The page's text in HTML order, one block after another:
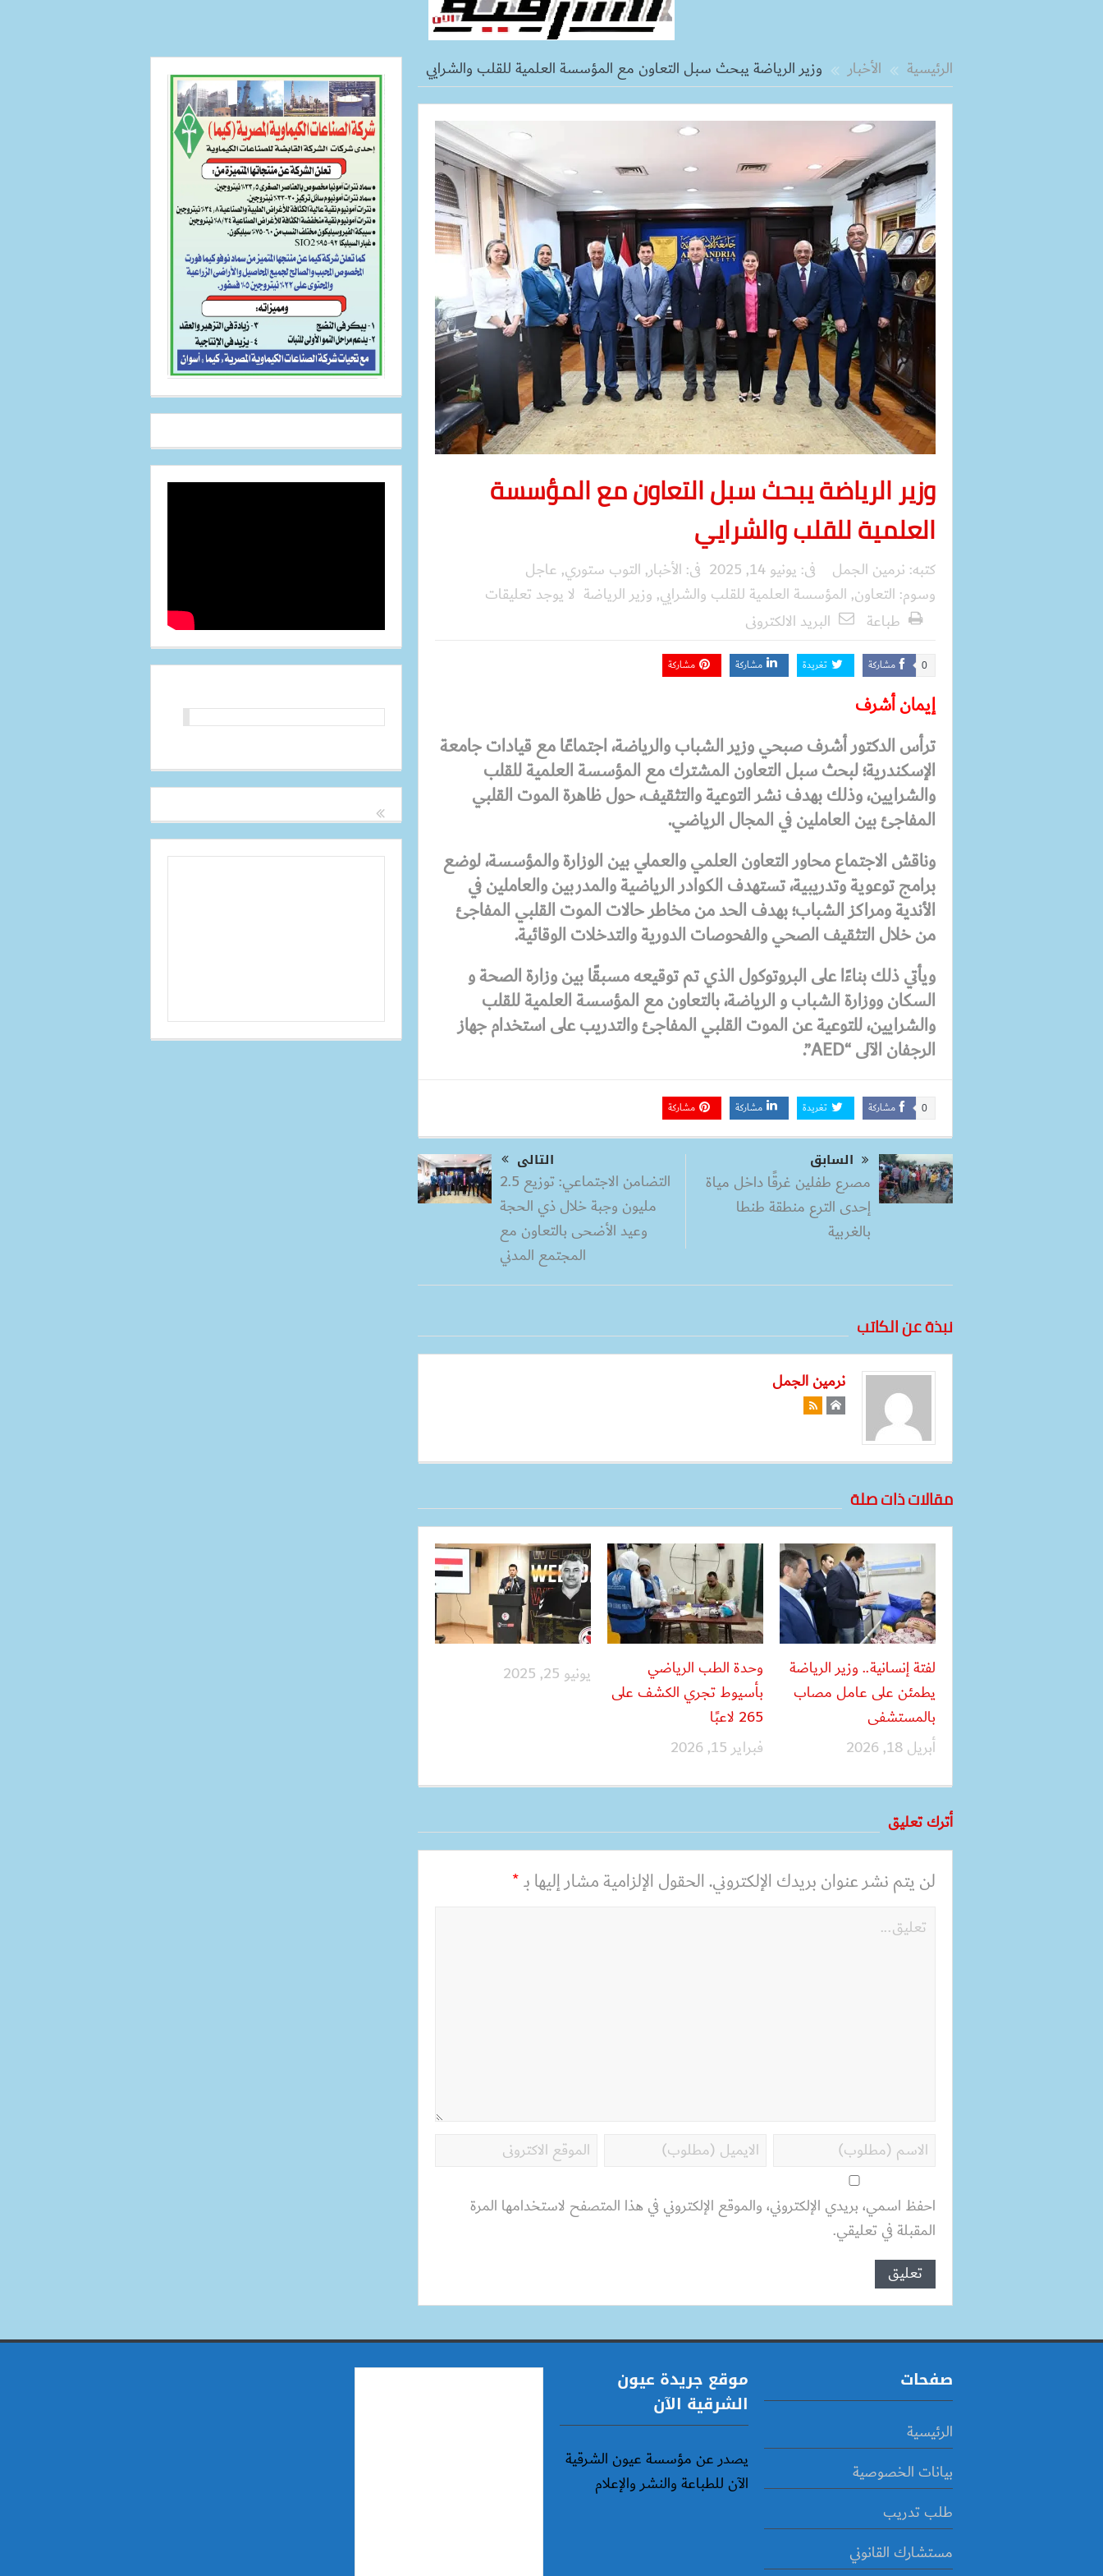
الرئيسية الأخبار وزير الرياضة يبحث سبل التعاون مع المؤسسة العلمية للقلب والشرايي
وزير الرياضة يبحث سبل التعاون مع المؤسسة
العلمية للقلب والشرايي
كتبه: نرمين الجمل فى: يونيو 14, 2025 فى: الأخبار, التوب ستوري, عاجل
وسوم: التعاون, المؤسسة العلمية للقلب والشرايي, وزير الرياضة لا يوجد تعليقات
طباعة
البريد الالكترونى
مشاركة 0 تغريدة مشاركة مشاركة
إيمان أشرف
ترأس الدكتور أشرف صبحي وزير الشباب والرياضة، اجتماعًا مع قيادات جامعة
الإسكندرية؛ لبحث سبل التعاون المشترك مع المؤسسة العلمية للقلب
والشرايين، وذلك بهدف نشر التوعية والتثقيف، حول ظاهرة الموت القلبي
المفاجئ بين العاملين في المجال الرياضي.
وناقش الاجتماع محاور التعاون العلمي والعملي بين الوزارة والمؤسسة، لوضع
برامج توعوية وتدريبية، تستهدف الكوادر الرياضية والمدربين والعاملين في
الأندية ومراكز الشباب؛ بهدف الحد من مخاطر حالات الموت القلبي المفاجئ
من خلال التثقيف الصحي والفحوصات الدورية والتدخلات الوقائية.
ويأتي ذلك بناءًا على البروتوكول الذي تم توقيعه مسبقًا بين وزارة الصحة و
السكان ووزارة الشباب و الرياضة، بالتعاون مع المؤسسة العلمية للقلب
والشرايين، للتوعية عن الموت القلبي المفاجئ والتدريب على استخدام جهاز
الرجفان الآلى “AED”.
مشاركة 0 تغريدة مشاركة مشاركة
السابق
مصرع طفلين غرقًا داخل مياة
إحدى الترع منطقة طنطا
بالغربية
التالى
التضامن الاجتماعي: توزيع 2.5
مليون وجبة خلال ذي الحجة
وعيد الأضحى بالتعاون مع
المجتمع المدني
نبذة عن الكاتب
نرمين الجمل
مقالات ذات صلة
لفتة إنسانية.. وزير الرياضة
يطمئن على عامل مصاب
بالمستشفى
أبريل 18, 2026
وحدة الطب الرياضي
بأسيوط تجري الكشف على
265 لاعبًا
فبراير 15, 2026
يونيو 25, 2025
أترك تعليق
لن يتم نشر عنوان بريدك الإلكتروني.الحقول الإلزامية مشار إليها بـ*
احفظ اسمي، بريدي الإلكتروني، والموقع الإلكتروني في هذا المتصفح لاستخدامها المرة
المقبلة في تعليقي.
صفحات
الرئيسية
بيانات الخصوصية
طلب تدريب
مستشارك القانوني
موقع جريدة عيون
الشرقية الآن
يصدر عن مؤسسة عيون الشرقية
الآن للطباعة والنشر والإعلام